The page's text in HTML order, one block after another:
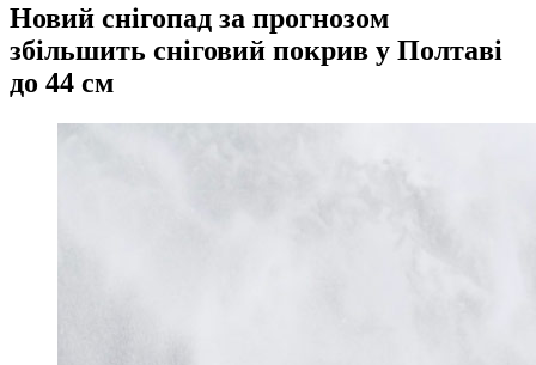
Новий снігопад за прогнозом
збільшить сніговий покрив у Полтаві
до 44 см